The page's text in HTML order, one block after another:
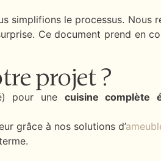
simplifions le processus. Nous
Ce document prend en
projet ?
pour une cuisine complète
grâce à nos solutions d’